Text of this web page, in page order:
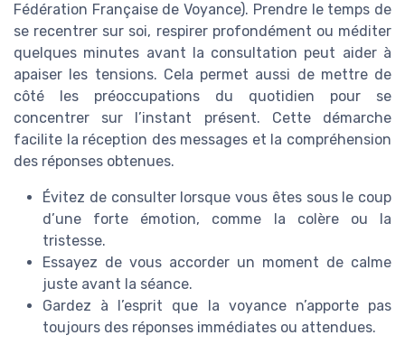
Fédération Française de Voyance). Prendre le temps de
se recentrer sur soi, respirer profondément ou méditer
quelques minutes avant la consultation peut aider à
apaiser les tensions. Cela permet aussi de mettre de
côté les préoccupations du quotidien pour se
concentrer sur l’instant présent. Cette démarche
facilite la réception des messages et la compréhension
des réponses obtenues.
Évitez de consulter lorsque vous êtes sous le coup
d’une forte émotion, comme la colère ou la
tristesse.
Essayez de vous accorder un moment de calme
juste avant la séance.
Gardez à l’esprit que la voyance n’apporte pas
toujours des réponses immédiates ou attendues.